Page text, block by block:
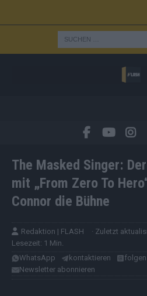
The Masked Singer:
mit „From Zero To
Connor die Bühne
Redaktion | FLASH · Zuletzt
Lesezeit: 1 Min.
WhatsApp
kontaktieren folgen
Newsletter abonnieren